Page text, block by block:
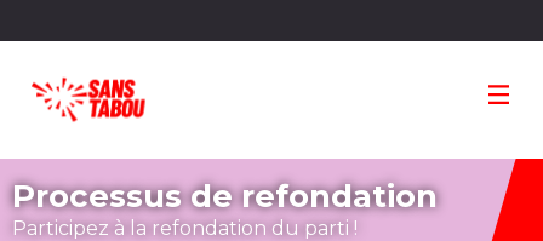
Processus de refondation
Participez à la refondation du parti !